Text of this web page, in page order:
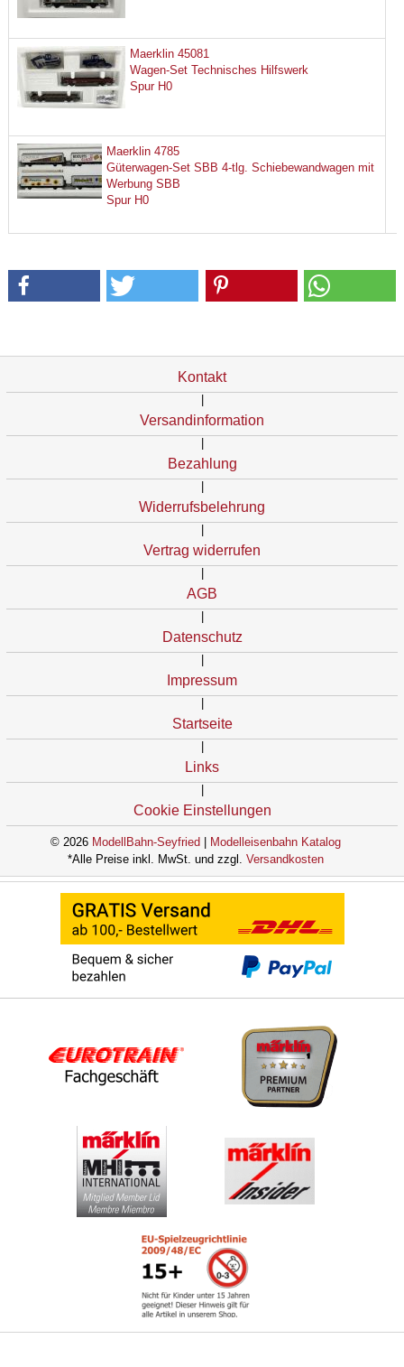
Maerklin 45081
Wagen-Set Technisches Hilfswerk
Spur H0
Maerklin 4785
Güterwagen-Set SBB 4-tlg. Schiebewandwagen mit
Werbung SBB
Spur H0
Kontakt
Versandinformation
Bezahlung
Widerrufsbelehrung
Vertrag widerrufen
AGB
Datenschutz
Impressum
Startseite
Links
Cookie Einstellungen
© 2026 ModellBahn-Seyfried
Modelleisenbahn Katalog
*Alle Preise inkl. MwSt. und zzgl. Versandkosten